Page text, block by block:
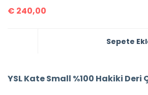
€ 240,00
Sepete
YSL Kate Small %100 Hakiki Deri